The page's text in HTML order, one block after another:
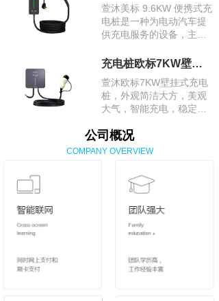
手。
萱沐美标 9.6KW 便携式充
电桩是一种为电动汽车提
供充电服务的设备，主要
美标充电接口，方便在美
为电动汽车进行充电。
充电桩欧标7KW壁挂式充电桩
萱沐欧标7KW壁挂式充电
桩，外观简洁大方，美观
大气，智能充电，稳定安
适用于众多欧洲品牌及符
合欧标接口的电动汽车。
公司概况
COMPANY OVERVIEW